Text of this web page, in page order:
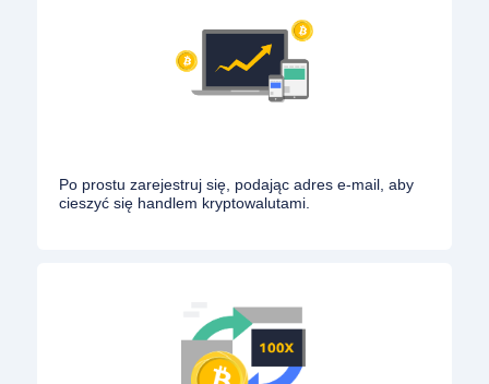
Po prostu zarejestruj się, podając adres e-mail, aby
cieszyć się handlem kryptowalutami.